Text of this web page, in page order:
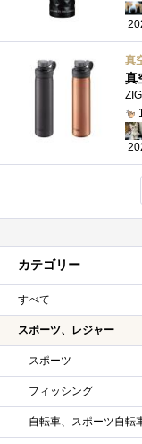
真
真
カテゴリー
すべて
スポーツ、レジャー
スポーツ
フィッシング
自転車、スポーツ自転